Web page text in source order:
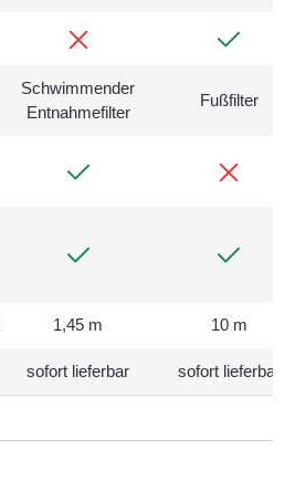
Schwimmender
Entnahmefilter
Fußfilter
1,45 m 10 m
sofort lieferbar sofort lieferbar